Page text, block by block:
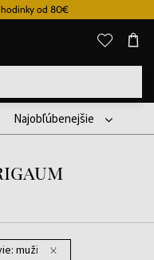
hodinky od 80€
Hodinky Perigaum
Najobľúbenejšie
muži